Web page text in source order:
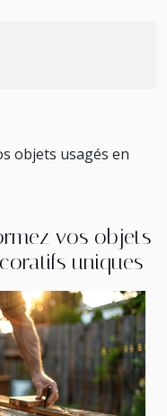
objets usagés en
vos objets
uniques